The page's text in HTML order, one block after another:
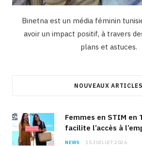
Binetna est un média féminin
avoir un impact positif, à travers
plans et astuces.
NOUVEAUX ARTICLES
Femmes en STIM en
facilite l’accès à
NEWS 15 JUILLET 2026